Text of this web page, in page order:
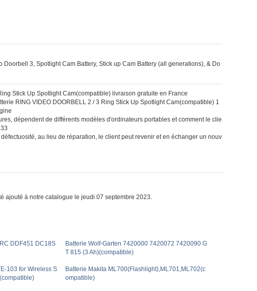
3, Spotlight Cam Battery, Stick up Cam Battery (all generations), & Do
Stick Up Spotlight Cam(compatible) livraison gratuite en France
RING VIDEO DOORBELL 2 / 3 Ring Stick Up Spotlight Cam(compatible) 1
dépendent de différents modèles d'ordinateurs portables et comment le clie
au lieu de réparation, le client peut revenir et en échanger un nouv
ajouté à notre catalogue le jeudi 07 septembre 2023.
DDF451 DC18S
Batterie Wolf-Garten 7420000 7420072 7420090 G
T 815 (3 Ah)(compatible)
103 for Wireless S
Batterie Makita ML700(Flashlight),ML701,ML702(c
ompatible)